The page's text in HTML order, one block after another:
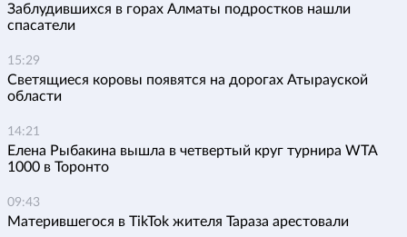
Заблудившихся в горах Алматы подростков нашли
спасатели
15:29
Светящиеся коровы появятся на дорогах Атырауской
области
14:21
Елена Рыбакина вышла в четвертый круг турнира WTA
1000 в Торонто
09:43
Матерившегося в TikTok жителя Тараза арестовали